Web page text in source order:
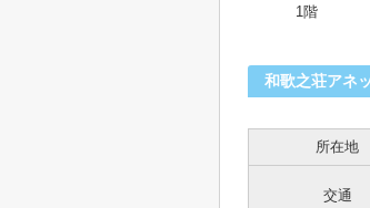
1階
和歌之荘アネ
所在地
交通